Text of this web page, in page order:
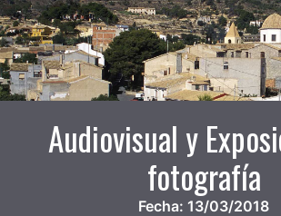
Audiovisual y
fotografía
Fecha: 13/03/2018